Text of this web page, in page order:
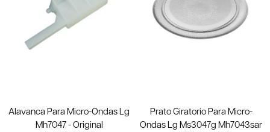
Alavanca Para Micro-Ondas Lg
Mh7047 - Original
Prato Giratorio Para Micro-
Ondas Lg Ms3047g Mh7043sar